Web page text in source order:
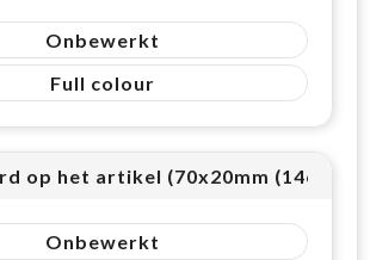
Onbewerkt
Full colour
op het artikel (70x20mm (14cm²))
Onbewerkt